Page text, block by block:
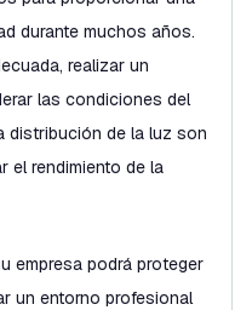
durante muchos años.
realizar un
las condiciones del
distribución de la luz son
el rendimiento de la
empresa podrá proteger
un entorno profesional